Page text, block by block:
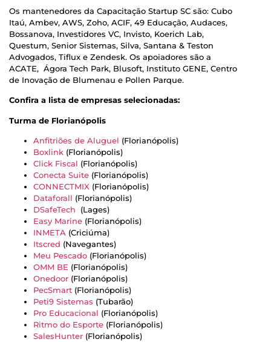
Os mantenedores da Capacitação Startup SC são: Cubo
Itaú, Ambev, AWS, Zoho, ACIF, 49 Educação, Audaces,
Bossanova, Investidores VC, Invisto, Koerich Lab,
Questum, Senior Sistemas, Silva, Santana & Teston
Advogados, Tiflux e Zendesk. Os apoiadores são a
ACATE, Ágora Tech Park, Blusoft, Instituto GENE, Centro
de Inovação de Blumenau e Pollen Parque.
Confira a lista de empresas selecionadas:
Turma de Florianópolis
Anfitriões de Aluguel (Florianópolis)
Boxlink (Florianópolis)
Click Fiscal (Florianópolis)
Conecta Suite (Florianópolis)
CONNECTMIX (Florianópolis)
Dataforall (Florianópolis)
DSafeTech
(Lages)
Easy Marine (Florianópolis)
INMETA (Criciúma)
Itscred (Navegantes)
Meu Pescado (Florianópolis)
OMM BE (Florianópolis)
Onedoor (Florianópolis)
PecSmart (Florianópolis)
Peti9 Sistemas (Tubarão)
Pro Educacional (Florianópolis)
Ritmo do Esporte (Florianópolis)
SalesHunter (Florianópolis)